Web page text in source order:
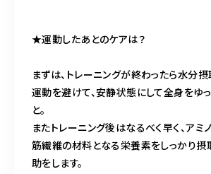
★運動したあとのケアは？
まずは、トレーニングが終わったら水分
運動を避けて、安静状態にして全身をゆ
と。
またトレーニング後はなるべく早く、アミ
筋繊維の材料となる栄養素をしっかり摂
助をします。